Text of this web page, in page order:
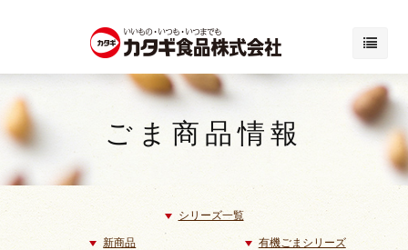
ごま商品情報
シリーズ一覧
新商品
有機ごまシリーズ